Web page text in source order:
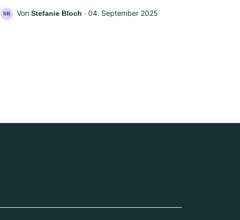
SB Von Stefanie Bloch ‧ 04. September 2025